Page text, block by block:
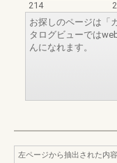
214
お探しのページは「
タログビューでは
んになれます。
左ページから抽出された内容